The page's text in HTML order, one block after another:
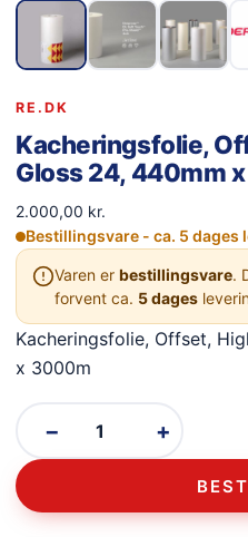
RE.DK
Kacheringsfolie,
Gloss 24, 440mm
2.000,00 kr.
Bestillingsvare - ca. 5 dages
Varen er bestillingsvare.
forvent ca. 5 dages
Kacheringsfolie, Offset,
x 3000m
− +